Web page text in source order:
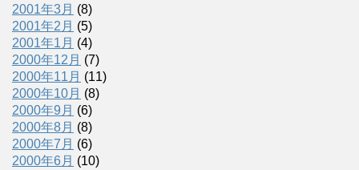
2001年3月 (8)
2001年2月 (5)
2001年1月 (4)
2000年12月 (7)
2000年11月 (11)
2000年10月 (8)
2000年9月 (6)
2000年8月 (8)
2000年7月 (6)
2000年6月 (10)